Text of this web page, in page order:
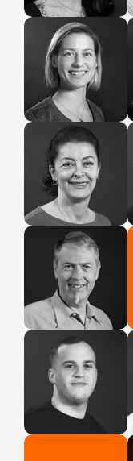
Danni
Marketing
Dzenana
Gute Seele
Rolf
Partnermanagement
Leon
Projektmanagement